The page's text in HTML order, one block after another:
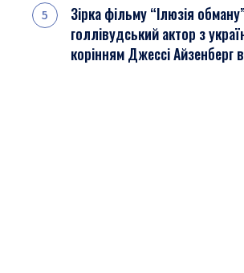
Зірка фільму “Ілюзія
голлівудський актор з
корінням Джессі Айзенберг